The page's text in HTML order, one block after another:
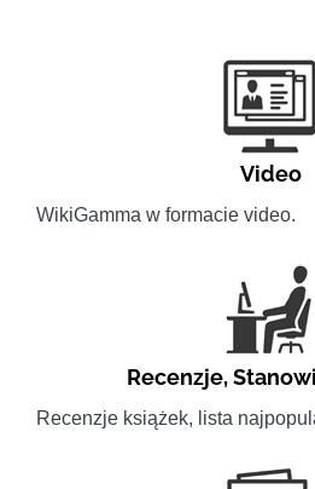
Video
WikiGamma w formacie video.
Recenzje,
Recenzje książek, lista